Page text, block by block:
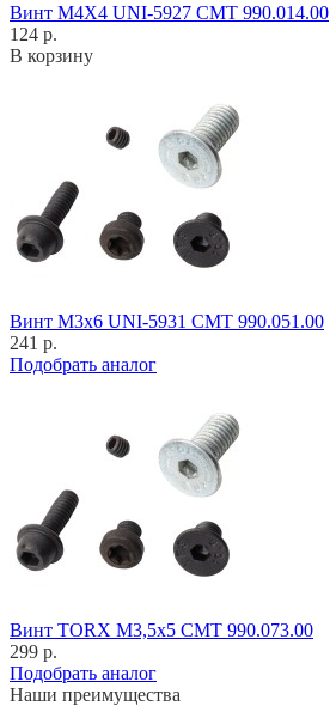
Винт M4X4 UNI-5927 CMT 990.014.00
124 р.
В корзину
Винт M3x6 UNI-5931 CMT 990.051.00
241 р.
Подобрать аналог
Винт TORX M3,5x5 CMT 990.073.00
299 р.
Подобрать аналог
Наши преимущества